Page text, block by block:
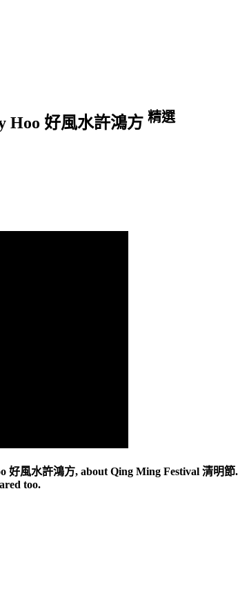
Hoo 好風水許鴻方 精選
好風水許鴻方, about Qing Ming Festival 清明節.
too.